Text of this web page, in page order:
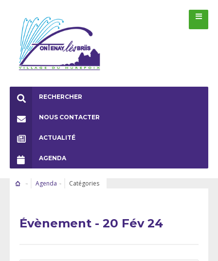
RECHERCHER
NOUS CONTACTER
ACTUALITÉ
AGENDA
Agenda Catégories
Évènement - 20 Fév 24